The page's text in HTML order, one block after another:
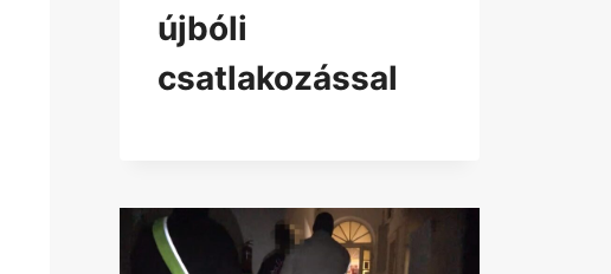
újbóli
csatlakozással